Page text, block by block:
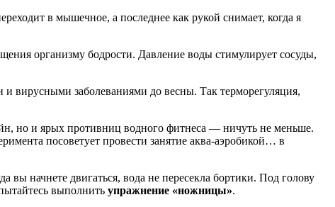
в мышечное, а последнее как рукой снимает, когда я
организму бодрости. Давление воды стимулирует сосуды,
вирусными заболеваниями до весны. Так терморегуляция,
но и ярых противниц водного фитнеса — ничуть не меньше.
посоветует провести занятие аква-аэробикой… в
вы начнете двигаться, вода не пересекла бортики. Под голову
выполнить упражнение «ножницы».